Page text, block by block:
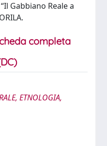
Gabbiano Reale a
completa
ETNOLOGIA,